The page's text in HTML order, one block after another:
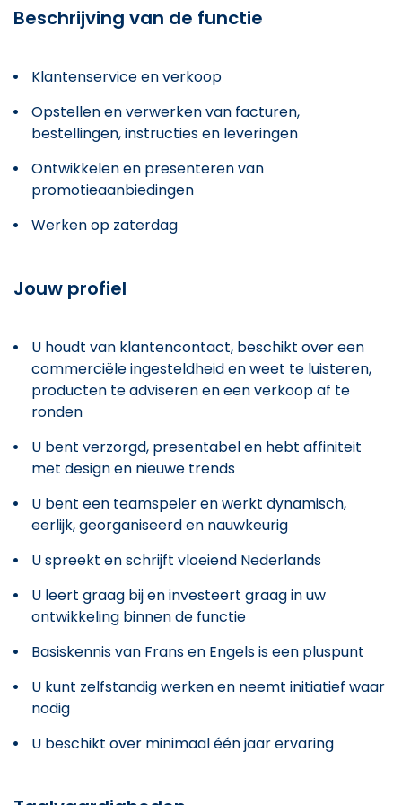
Beschrijving van de functie
Klantenservice en verkoop
Opstellen en verwerken van facturen,
bestellingen, instructies en leveringen
Ontwikkelen en presenteren van
promotieaanbiedingen
Werken op zaterdag
Jouw profiel
U houdt van klantencontact, beschikt over een
commerciële ingesteldheid en weet te luisteren,
producten te adviseren en een verkoop af te
ronden
U bent verzorgd, presentabel en hebt affiniteit
met design en nieuwe trends
U bent een teamspeler en werkt dynamisch,
eerlijk, georganiseerd en nauwkeurig
U spreekt en schrijft vloeiend Nederlands
U leert graag bij en investeert graag in uw
ontwikkeling binnen de functie
Basiskennis van Frans en Engels is een pluspunt
U kunt zelfstandig werken en neemt initiatief waar
nodig
U beschikt over minimaal één jaar ervaring